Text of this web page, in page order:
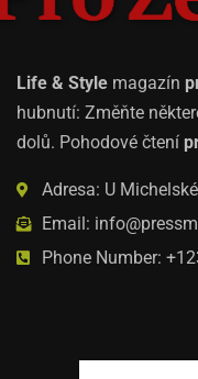
Life & Style magazín
hubnutí: Změňte
dolů. Pohodové čtení
Adresa: U
Email:
Phone Number: